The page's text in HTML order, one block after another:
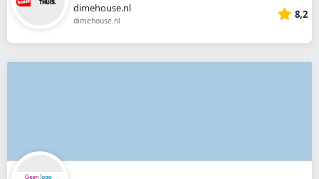
dimehouse.nl
dimehouse.nl 8,2